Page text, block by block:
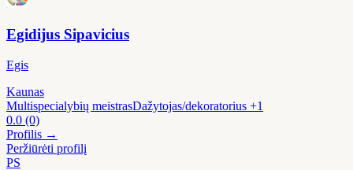
Egidijus Sipavicius
Egis
Kaunas
Multispecialybių meistrasDažytojas/dekoratorius +1
0.0 (0)
Profilis →
Peržiūrėti profilį
PS